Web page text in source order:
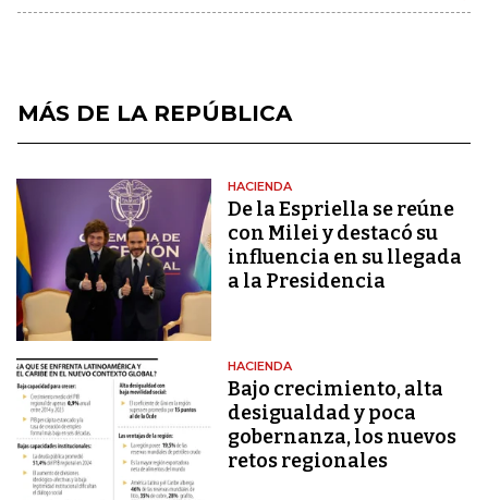
MÁS DE LA REPÚBLICA
HACIENDA
De la Espriella se reúne
con Milei y destacó su
influencia en su llegada
a la Presidencia
HACIENDA
Bajo crecimiento, alta
desigualdad y poca
gobernanza, los nuevos
retos regionales